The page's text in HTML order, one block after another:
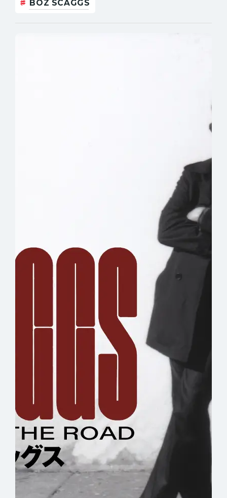
BOZ SCAGGS